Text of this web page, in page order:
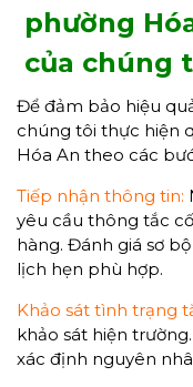
phường
của chúng
Để đảm bảo hiệu
chúng tôi thực hiện
Hóa An theo các
Tiếp nhận thông tin:
yêu cầu thông tắc
hàng. Đánh giá sơ
lịch hẹn phù hợp.
Khảo sát tình trạng
khảo sát hiện
xác định nguyên